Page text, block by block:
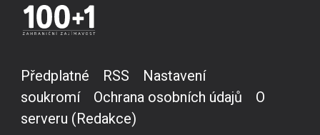
Předplatné RSS
Nastavení
soukromí
Ochrana osobních údajů
O
serveru (Redakce)